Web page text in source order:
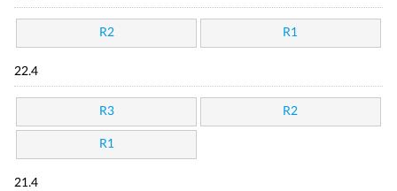
R2 R1
22.4
R3 R2
R1
21.4